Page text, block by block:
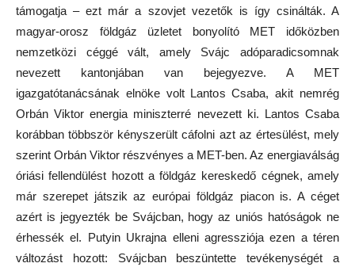
támogatja – ezt már a szovjet vezetők is így csinálták. A
magyar-orosz földgáz üzletet bonyolító MET időközben
nemzetközi céggé vált, amely Svájc adóparadicsomnak
nevezett kantonjában van bejegyezve. A MET
igazgatótanácsának elnöke volt Lantos Csaba, akit nemrég
Orbán Viktor energia miniszterré nevezett ki. Lantos Csaba
korábban többször kényszerült cáfolni azt az értesülést, mely
szerint Orbán Viktor részvényes a MET-ben. Az energiaválság
óriási fellendülést hozott a földgáz kereskedő cégnek, amely
már szerepet játszik az európai földgáz piacon is. A céget
azért is jegyezték be Svájcban, hogy az uniós hatóságok ne
érhessék el. Putyin Ukrajna elleni agressziója ezen a téren
változást hozott: Svájcban beszüntette tevékenységét a